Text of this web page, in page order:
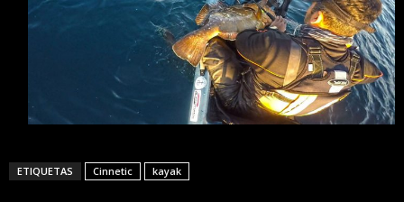
ETIQUETAS Cinnetic kayak